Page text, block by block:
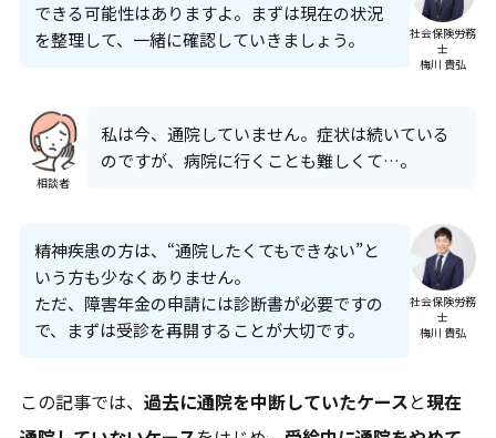
できる可能性はありますよ。まずは現在の状況
を整理して、一緒に確認していきましょう。
社会保険労務
士
梅川 貴弘
私は今、通院していません。症状は続いている
のですが、病院に行くことも難しくて…。
相談者
精神疾患の方は、“通院したくてもできない”と
いう方も少なくありません。
ただ、障害年金の申請には診断書が必要ですの
で、まずは受診を再開することが大切です。
社会保険労務
士
梅川 貴弘
この記事では、 過去に通院を中断していたケースと現在